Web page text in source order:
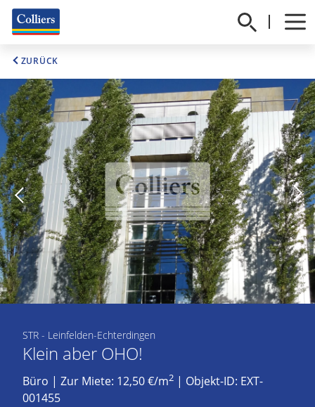
ZURÜCK
STR - Leinfelden-Echterdingen
Klein aber OHO!
Büro | Zur Miete: 12,50 €/m2 | Objekt-ID: EXT-
001455